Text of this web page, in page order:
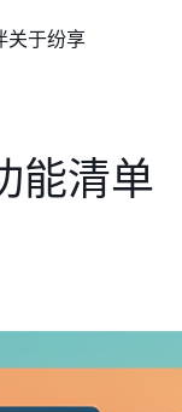
关于纷享
能清单